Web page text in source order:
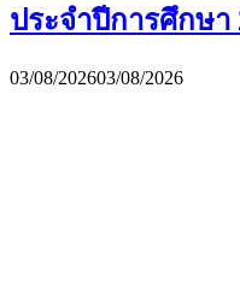
ประจำปีการศึกษา
03/08/202603/08/2026